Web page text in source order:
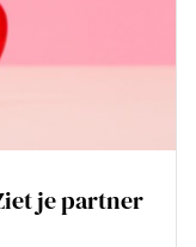
je partner